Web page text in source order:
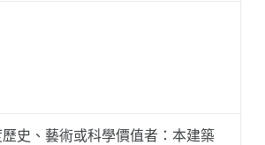
歷史、藝術或科學價值者：本建築